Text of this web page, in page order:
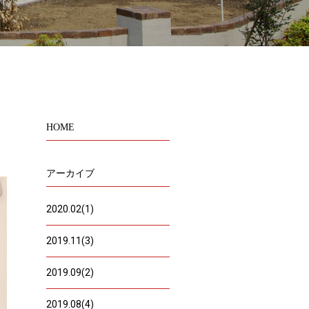
HOME
アーカイブ
2020.02(1)
2019.11(3)
2019.09(2)
2019.08(4)